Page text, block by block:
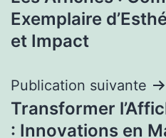
de
l’article
Exemplaire
et Impact
Publication suivante
Transformer
: Innovations en